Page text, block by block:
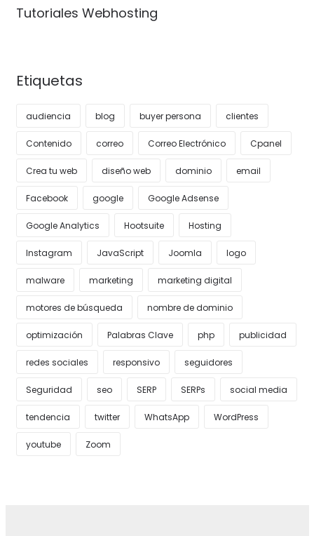
Tutoriales Webhosting
Etiquetas
audiencia blog buyer persona clientes
Contenido correo Correo Electrónico Cpanel
Crea tu web diseño web dominio email
Facebook google Google Adsense
Google Analytics Hootsuite Hosting
Instagram JavaScript Joomla logo
malware marketing marketing digital
motores de búsqueda nombre de dominio
optimización Palabras Clave php publicidad
redes sociales responsivo seguidores
Seguridad seo SERP SERPs social media
tendencia twitter WhatsApp WordPress
youtube Zoom